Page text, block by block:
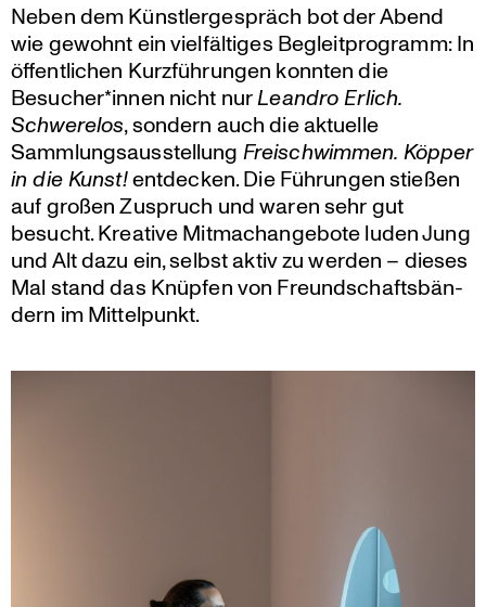
Neben dem Künst­ler­ge­spräch bot der Abend
wie gewohnt ein vielfäl­tiges Begleit­pro­gramm: In
öffent­li­chen Kurzfüh­rungen konnten die
Besucher*innen nicht nurLeandro Erlich.
Schwe­relos, sondern auch die aktuelle
Sammlungs­aus­stel­lung Freischwimmen. Köpper
in die Kunst!entdecken. Die Führungen stießen
auf großen Zuspruch und waren sehr gut
besucht. Kreative Mitma­ch­an­ge­bote luden Jung
und Alt dazu ein, selbst aktiv zu werden – dieses
Mal stand das Knüpfen von Freund­schafts­bän­
dern im Mittelpunkt.